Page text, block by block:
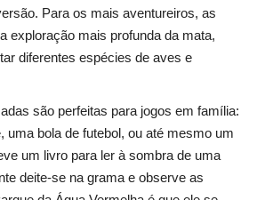
Para os mais aventureiros, as
exploração mais profunda da mata,
diferentes espécies de aves e
são perfeitas para jogos em família:
uma bola de futebol, ou até mesmo um
um livro para ler à sombra de uma
deite-se na grama e observe as